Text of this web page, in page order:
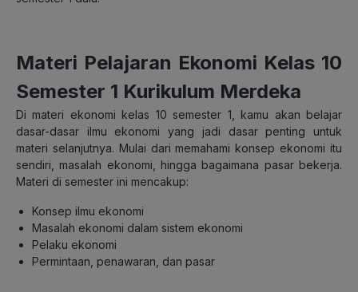
Materi Pelajaran Ekonomi Kelas 10
Semester 1 Kurikulum Merdeka
Di materi ekonomi kelas 10 semester 1, kamu akan belajar
dasar-dasar ilmu ekonomi yang jadi dasar penting untuk
materi selanjutnya. Mulai dari memahami konsep ekonomi itu
sendiri, masalah ekonomi, hingga bagaimana pasar bekerja.
Materi di semester ini mencakup:
Konsep ilmu ekonomi
Masalah ekonomi dalam sistem ekonomi
Pelaku ekonomi
Permintaan, penawaran, dan pasar